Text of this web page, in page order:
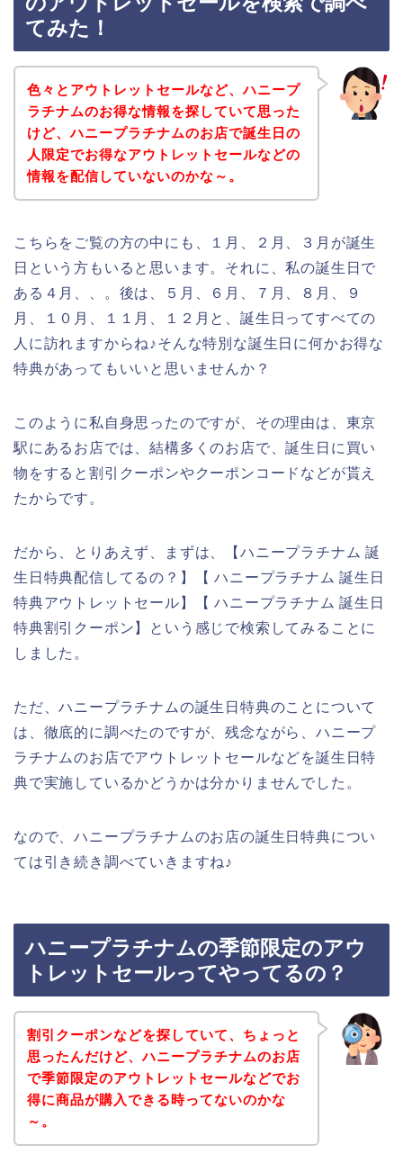
てみた！
色々とアウトレットセールなど、ハニープ
ラチナムのお得な情報を探していて思った
けど、ハニープラチナムのお店で誕生日の
人限定でお得なアウトレットセールなどの
情報を配信していないのかな～。
こちらをご覧の方の中にも、１月、２月、３月が誕生
日という方もいると思います。それに、私の誕生日で
ある４月、、。後は、５月、６月、７月、８月、９
月、１０月、１１月、１２月と、誕生日ってすべての
人に訪れますからね♪そんな特別な誕生日に何かお得な
特典があってもいいと思いませんか？
このように私自身思ったのですが、その理由は、東京
駅にあるお店では、結構多くのお店で、誕生日に買い
物をすると割引クーポンやクーポンコードなどが貰え
たからです。
だから、とりあえず、まずは、【ハニープラチナム 誕
生日特典配信してるの？】【 ハニープラチナム 誕生日
特典アウトレットセール】【 ハニープラチナム 誕生日
特典割引クーポン】という感じで検索してみることに
しました。
ただ、ハニープラチナムの誕生日特典のことについて
は、徹底的に調べたのですが、残念ながら、ハニープ
ラチナムのお店でアウトレットセールなどを誕生日特
典で実施しているかどうかは分かりませんでした。
なので、ハニープラチナムのお店の誕生日特典につい
ては引き続き調べていきますね♪
ハニープラチナムの季節限定のアウ
トレットセールってやってるの？
割引クーポンなどを探していて、ちょっと
思ったんだけど、ハニープラチナムのお店
で季節限定のアウトレットセールなどでお
得に商品が購入できる時ってないのかな
～。